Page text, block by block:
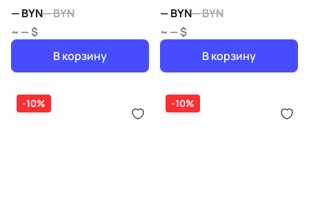
—BYN—BYN
~ — $
В корзину
—BYN—BYN
~ — $
В корзину
-10% -10%